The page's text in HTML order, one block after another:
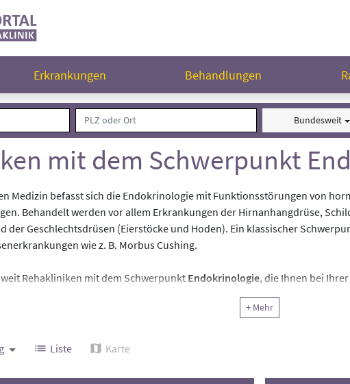
Erkrankungen Behandlungen
Bundesweit
mit dem Schwerpunkt
Medizin befasst sich die Endokrinologie mit Funktionsstörungen von
Behandelt werden vor allem Erkrankungen der Hirnanhangdrüse,
der Geschlechtsdrüsen (Eierstöcke und Hoden). Ein klassischer
wie z. B. Morbus Cushing.
Rehakliniken mit dem Schwerpunkt Endokrinologie, die Ihnen bei
+ Mehr
Liste Karte